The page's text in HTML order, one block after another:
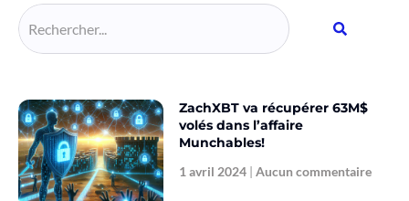
ZachXBT va récupérer 63M$
volés dans l’affaire
Munchables!
1 avril 2024 Aucun commentaire